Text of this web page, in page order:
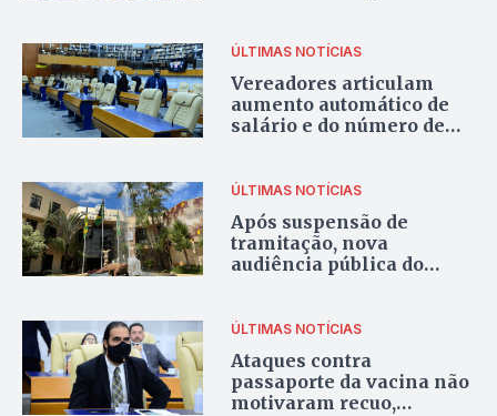
ÚLTIMAS NOTÍCIAS
Vereadores articulam
aumento automático de
salário e do número de
ÚLTIMAS NOTÍCIAS
Após suspensão de
tramitação, nova
audiência pública do
ÚLTIMAS NOTÍCIAS
Ataques contra
passaporte da vacina não
motivaram recuo,